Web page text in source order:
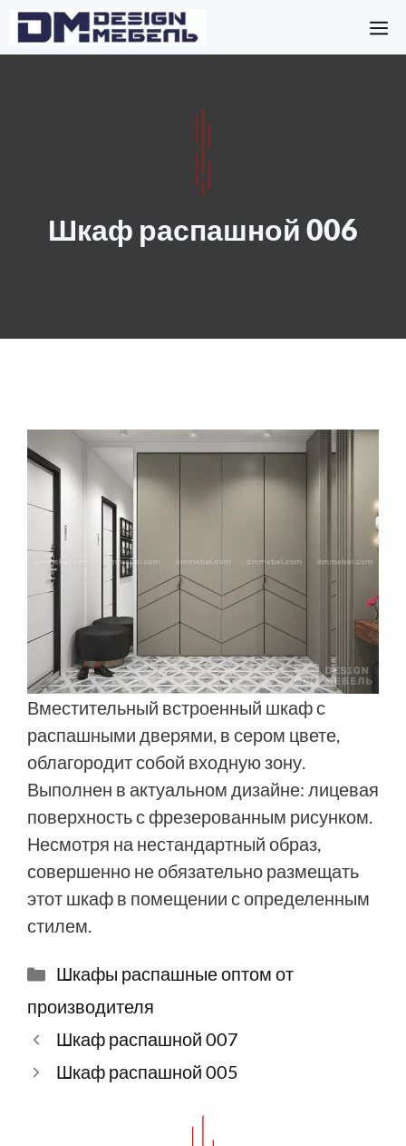
Перейти
Шкаф распашной 006
Вместительный встроенный шкаф с
распашными дверями, в сером цвете,
облагородит собой входную зону.
Выполнен в актуальном дизайне: лицевая
поверхность с фрезерованным рисунком.
Несмотря на нестандартный образ,
совершенно не обязательно размещать
этот шкаф в помещении с определенным
стилем.
Рубрики
Шкафы распашные оптом от
производителя
Шкаф распашной 007
Шкаф распашной 005